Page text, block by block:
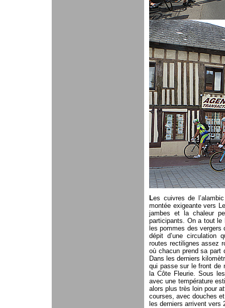
Les cuivres de
montée exigeante vers
jambes et la chaleur
participants. On a tout le
les pommes des vergers
dépit d’une circulation
routes rectilignes assez
où chacun prend sa
Dans les derniers
qui passe sur le front de
la Côte Fleurie. Sous
avec une température
alors plus très loin pour
courses, avec douches
les derniers arrivent vers